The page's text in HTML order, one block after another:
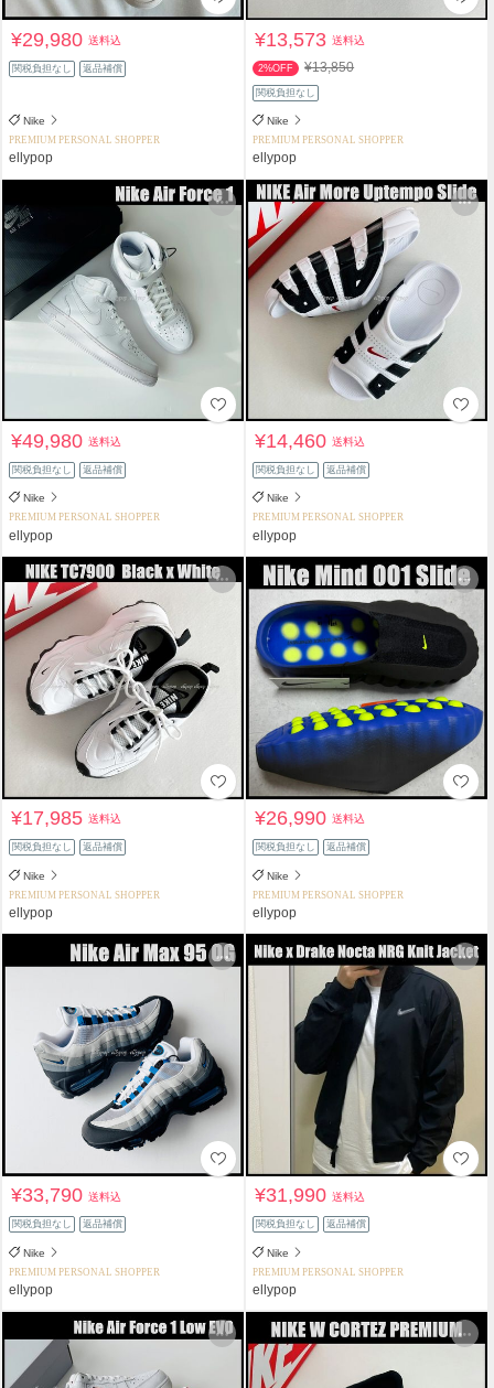
¥29,980送料込
関税負担なし 返品補償
Nike
PREMIUM PERSONAL SHOPPER
ellypop
¥13,573送料込
2%OFF ¥13,850
関税負担なし
Nike
PREMIUM PERSONAL SHOPPER
ellypop
¥49,980送料込
関税負担なし 返品補償
Nike
PREMIUM PERSONAL SHOPPER
ellypop
¥14,460送料込
関税負担なし 返品補償
Nike
PREMIUM PERSONAL SHOPPER
ellypop
¥17,985送料込
関税負担なし 返品補償
Nike
PREMIUM PERSONAL SHOPPER
ellypop
¥26,990送料込
関税負担なし 返品補償
Nike
PREMIUM PERSONAL SHOPPER
ellypop
¥33,790送料込
関税負担なし 返品補償
Nike
PREMIUM PERSONAL SHOPPER
ellypop
¥31,990送料込
関税負担なし 返品補償
Nike
PREMIUM PERSONAL SHOPPER
ellypop